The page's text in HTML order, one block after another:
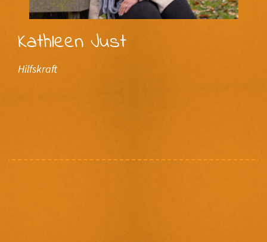
Kathleen Just
Hilfskraft